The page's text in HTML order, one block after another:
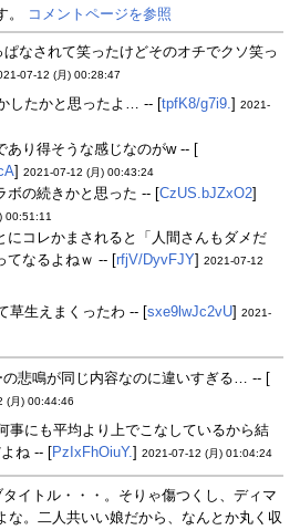
。 コメントページを参照
なされて笑ったけどそのオチでクソ笑っ
07-12 (月) 00:28:47
したかと思ったよ… -- [tpfK8/g7i9. ] 2021-
あり得そうな感じなのがw -- [
] 2021-07-12 (月) 00:43:24
ボの続きかと思った -- [CzUS.bJZxO2]
00:51:11
にコレかまされると「人間さんもダメだ
てなるよねｗ -- [rfjV/DyvFJY] 2021-07-12
草生えまくったわ -- [sxe9lwJc2vU] 2021-
の悲鳴が同じ内容なのに違いすぎる… -- [
(月) 00:44:46
事にも平均より上でこなしているから結
ね -- [PzIxFhOiuY.] 2021-07-12 (月) 01:04:24
イトル・・・。そりゃ傷つくし、ディマ
な。二人共いい娘だから、なんとか丸く収